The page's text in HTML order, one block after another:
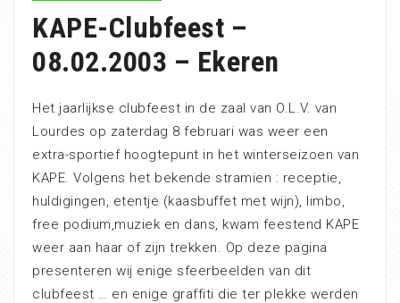
KAPE-Clubfeest –
08.02.2003 – Ekeren
Het jaarlijkse clubfeest in de zaal van O.L.V. van
Lourdes op zaterdag 8 februari was weer een
extra-sportief hoogtepunt in het winterseizoen van
KAPE. Volgens het bekende stramien : receptie,
huldigingen, etentje (kaasbuffet met wijn), limbo,
free podium,muziek en dans, kwam feestend KAPE
weer aan haar of zijn trekken. Op deze pagina
presenteren wij enige sfeerbeelden van dit
clubfeest … en enige graffiti die ter plekke werden